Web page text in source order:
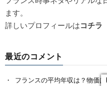
ます。
詳しいプロフィールはコチラ
最近のコメント
フランスの平均年収は？物価